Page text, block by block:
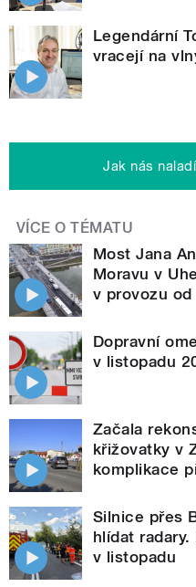
Legendární
vracejí na
Jak nás
VÍCE O TÉMATU
Most Jana
Moravu v
v provozu
Dopravní
v listopadu
Začala
křižovatky v
komplikace
Silnice přes
hlídat
v listopadu